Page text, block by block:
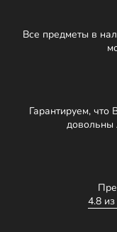
Все предметы в
Гарантируем, что
довольны
4.8